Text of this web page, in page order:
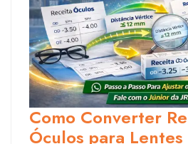
Como Converter
Óculos para